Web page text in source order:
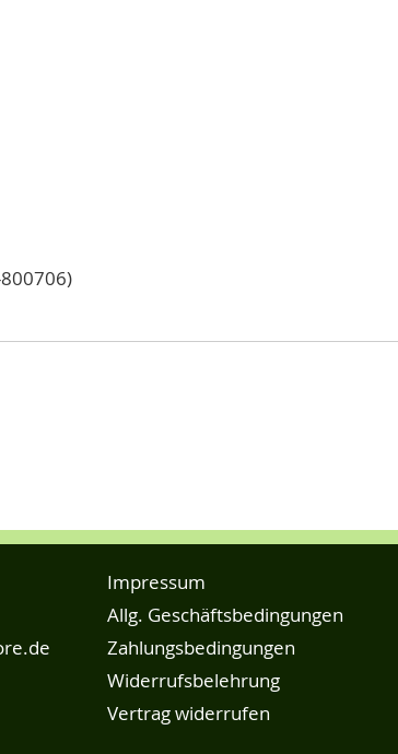
Impressum
Allg. Geschäftsbedingungen
Zahlungsbedingungen
Widerrufsbelehrung
Vertrag widerrufen